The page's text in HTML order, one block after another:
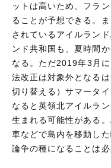
ットは高いため、フラ
ることが予想できる。
されているアイルラン
ンド共和国も、夏時間
なる。ただ2019年3月
法改正は対象外となる
切り替える）サマータ
なると英領北アイルラ
生まれる可能性がある
車などで島内を移動し
論争の種になることは必